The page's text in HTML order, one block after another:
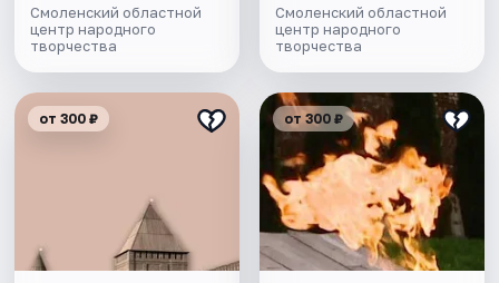
Смоленский областной
центр народного
творчества
Смоленский областной
центр народного
творчества
от 300 ₽ от 300 ₽